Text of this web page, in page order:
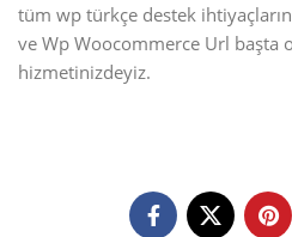
tüm wp türkçe destek
ve Wp Woocommerce Url başta
hizmetinizdeyiz.